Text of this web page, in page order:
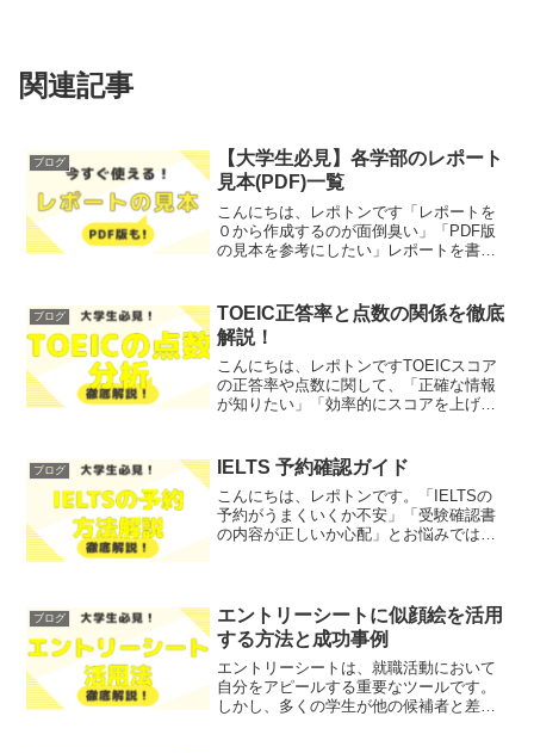
関連記事
ブログ
【大学生必見】各学部のレポート
見本(PDF)一覧
こんにちは、レポトンです「レポートを
０から作成するのが面倒臭い」「PDF版
の見本を参考にしたい」レポートを書く
て書き始めるまでが一番大変だよねこの
記事では、各学部のレポ...
ブログ
TOEIC正答率と点数の関係を徹底
解説！
こんにちは、レポトンですTOEICスコア
の正答率や点数に関して、「正確な情報
が知りたい」「効率的にスコアを上げた
係について、徹底解説します！レポトン
この記事は次のよ...
ブログ IELTS 予約確認ガイド
こんにちは、レポトンです。「IELTSの
予約がうまくいくか不安」「受験確認書
の内容が正しいか心配」とお悩みではな
うな人におすすめ...
ブログ
エントリーシートに似顔絵を活用
する方法と成功事例
エントリーシートは、就職活動において
自分をアピールする重要なツールです。
しかし、多くの学生が他の候補者と差別